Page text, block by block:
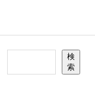
検
索